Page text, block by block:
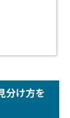
分け方を